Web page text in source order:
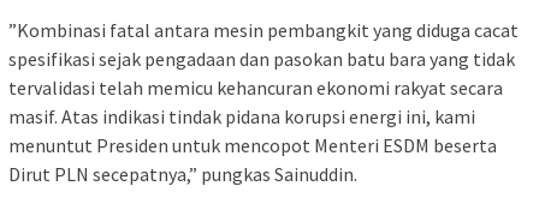
‎”Kombinasi fatal antara mesin pembangkit yang diduga cacat
spesifikasi sejak pengadaan dan pasokan batu bara yang tidak
tervalidasi telah memicu kehancuran ekonomi rakyat secara
masif. Atas indikasi tindak pidana korupsi energi ini, kami
menuntut Presiden untuk mencopot Menteri ESDM beserta
Dirut PLN secepatnya,” pungkas Sainuddin.